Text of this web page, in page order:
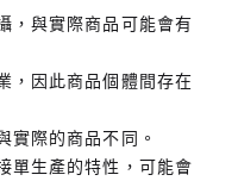
，與實際商品可能會有
，因此商品個體間存在
實際的商品不同。
單生產的特性，可能會